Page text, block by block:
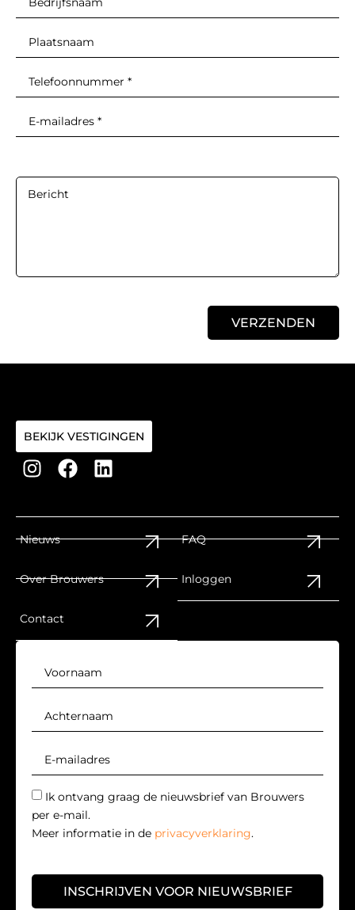
VERZENDEN
BEKIJK VESTIGINGEN
Nieuws
Over Brouwers
Contact
FAQ
Inloggen
Ik ontvang graag de nieuwsbrief van Brouwers
per e-mail.
Meer informatie in de privacyverklaring.
INSCHRIJVEN VOOR NIEUWSBRIEF